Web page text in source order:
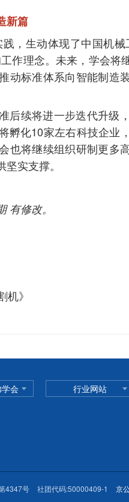
新篇
，生动体现了中国机
作理念。未来，学会将
动标准体系向智能制造
后续将进一步迭代升级
孵化10家左右科技企业
也将继续组织研制更多
实支撑。
有修改。
》
会 行业网站
4347号 社团代码:50000409-1 京